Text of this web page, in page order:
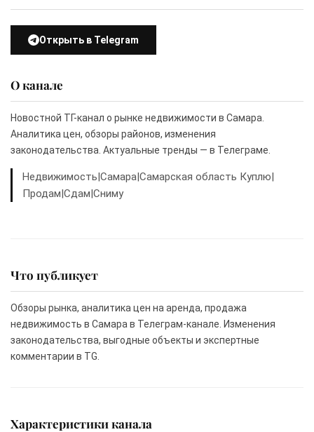
Открыть в Telegram
О канале
Новостной ТГ-канал о рынке недвижимости в Самара.
Аналитика цен, обзоры районов, изменения
законодательства. Актуальные тренды — в Телеграме.
Недвижимость|Самара|Самарская область Куплю|
Продам|Сдам|Сниму
Что публикует
Обзоры рынка, аналитика цен на аренда, продажа
недвижимость в Самара в Телеграм-канале. Изменения
законодательства, выгодные объекты и экспертные
комментарии в TG.
Характеристики канала